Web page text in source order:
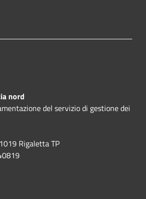
nord
del servizio di gestione dei
Rigaletta TP